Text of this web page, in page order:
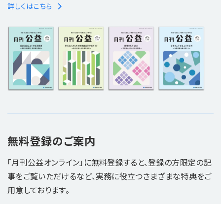
詳しくはこちら
無料登録のご案内
「月刊公益オンライン」に無料登録すると、登録の方限定の記
事をご覧いただけるなど、実務に役立つさまざまな特典をご
用意しております。